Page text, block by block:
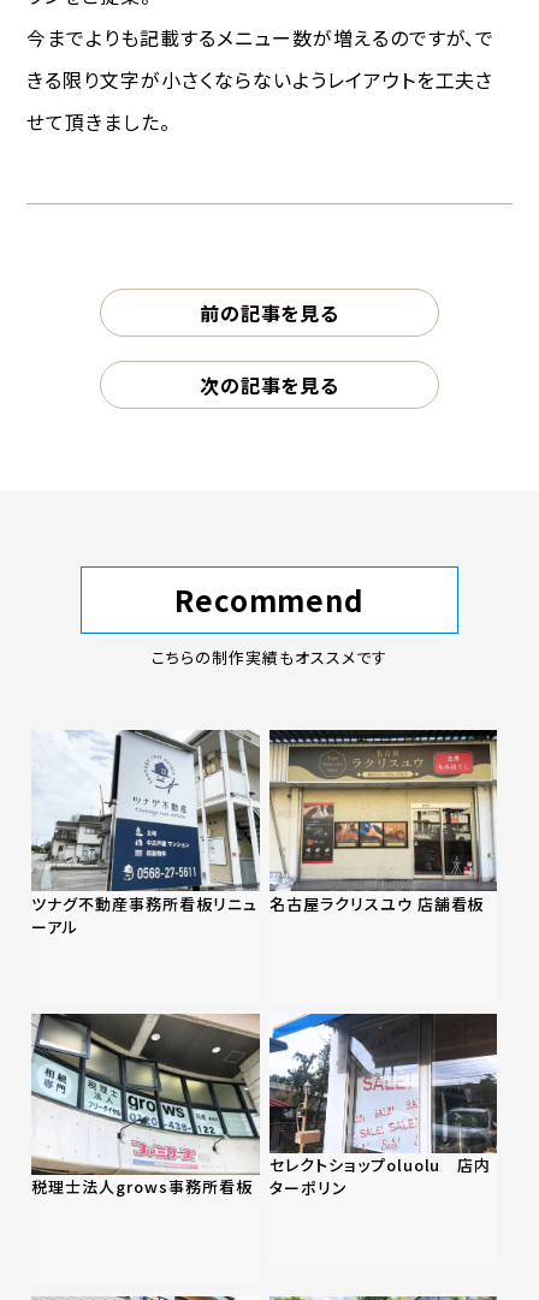
今までよりも記載するメニュー数が増えるのですが、で
きる限り文字が小さくならないようレイアウトを工夫さ
せて頂きました。
前の記事を見る
次の記事を見る
Recommend
こちらの制作実績もオススメです
ツナグ不動産事務所看板リニュ
ーアル
名古屋ラクリスユウ 店舗看板
税理士法人grows事務所看板
セレクトショップoluolu 店内
ターポリン